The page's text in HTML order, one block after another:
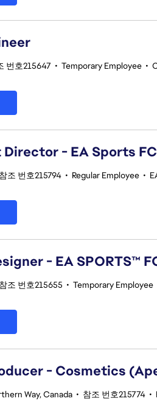
번호215647 • Temporary Employee •
- EA Sports FC
참조 번호215794 • Regular Employee •
- EA SPORTS™
참조 번호215655 • Temporary Employee
- Cosmetics
Way, Canada • 참조 번호215774 •